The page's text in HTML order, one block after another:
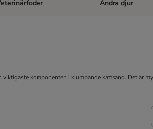
category menu: Kattillbehör Open category
Andra djur
komponenten i klumpande kattsand. Det är